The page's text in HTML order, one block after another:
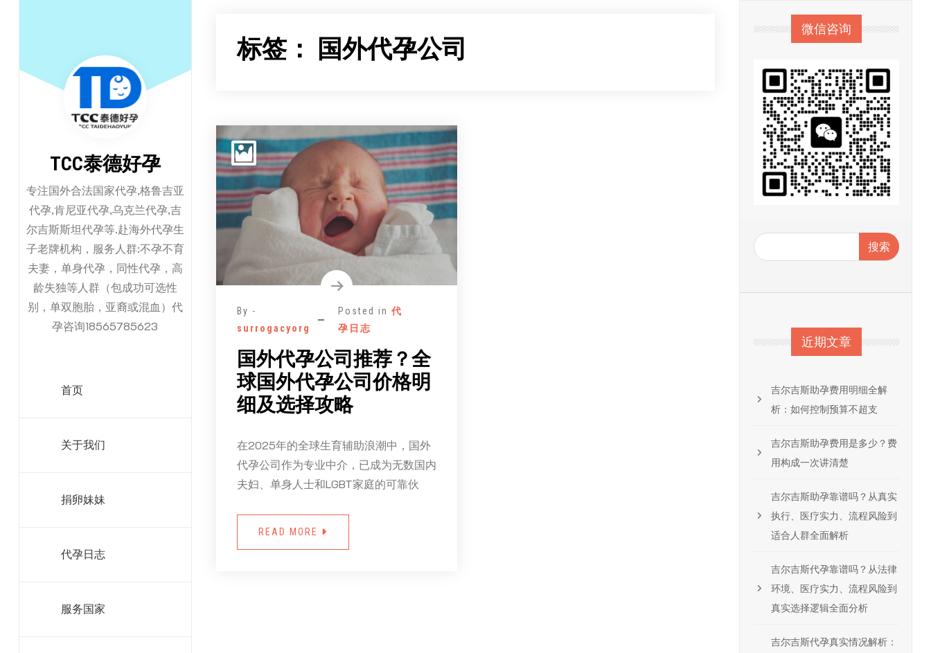
TCC泰德好孕
专注国外合法国家代孕,格鲁吉亚
代孕,肯尼亚代孕,乌克兰代孕,吉
尔吉斯斯坦代孕等.赴海外代孕生
子老牌机构，服务人群:不孕不育
夫妻，单身代孕，同性代孕，高
龄失独等人群（包成功可选性
别，单双胞胎，亚裔或混血）代
孕咨询18565785623
首页
关于我们
捐卵妹妹
代孕日志
服务国家
标签： 国外代孕公司
By -
surrogacyorg
Posted in 代
孕日志
国外代孕公司推荐？全
球国外代孕公司价格明
细及选择攻略
在2025年的全球生育辅助浪潮中，国外
代孕公司作为专业中介，已成为无数国内
夫妇、单身人士和LGBT家庭的可靠伙
READ MORE
微信咨询
搜索
近期文章
吉尔吉斯助孕费用明细全解
析：如何控制预算不超支
吉尔吉斯助孕费用是多少？费
用构成一次讲清楚
吉尔吉斯助孕靠谱吗？从真实
执行、医疗实力、流程风险到
适合人群全面解析
吉尔吉斯代孕靠谱吗？从法律
环境、医疗实力、流程风险到
真实选择逻辑全面分析
吉尔吉斯代孕真实情况解析：